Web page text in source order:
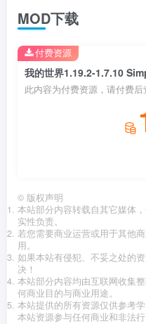
MOD下载
我的世界1.19.2-1.7.10
此内容为付费资源，请付费后
付费资源
© 版权声明
本站部分内容转载自其它媒体
实性负责。
若您需要商业运营或用于其他
用。
如果本站有侵犯、不妥之处的
决！
本站部分内容均由互联网收集
何商业目的与商业用途。
本站提供的所有资源仅供参考
本站资源参与任何商业和非法